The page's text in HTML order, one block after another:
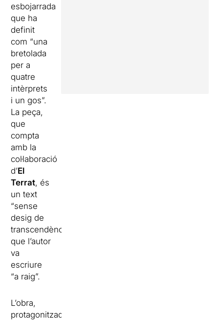
esbojarrada
que ha
definit
com “una
bretolada
per a
quatre
intèrprets
i un gos”.
La peça,
que
compta
amb la
col·laboració
d’El
Terrat, és
un text
“sense
desig de
transcendència”
que l’autor
va
escriure
“a raig”.
L’obra,
protagonitzada